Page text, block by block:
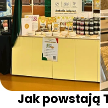
Jak powstają